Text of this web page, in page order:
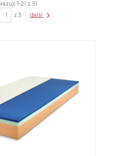
1-21 z 51
z 3 další